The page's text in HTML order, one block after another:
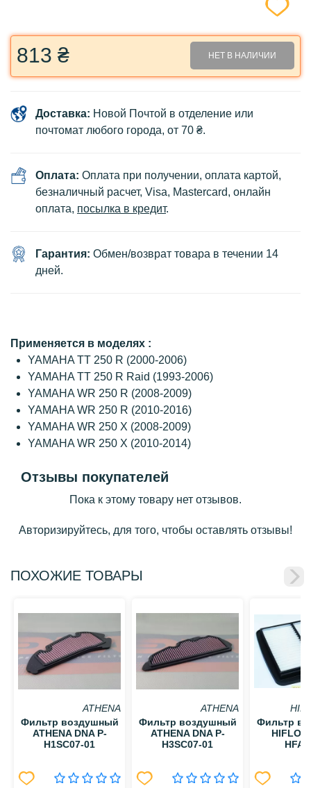
813 ₴ НЕТ В НАЛИЧИИ
Доставка: Новой Почтой в отделение или
почтомат любого города, от 70 ₴.
Оплата: Оплата при получении, оплата картой,
безналичный расчет, Visa, Mastercard, онлайн
оплата, посылка в кредит.
Гарантия: Обмен/возврат товара в течении 14
дней.
Применяется в моделях :
YAMAHA TT 250 R (2000-2006)
YAMAHA TT 250 R Raid (1993-2006)
YAMAHA WR 250 R (2008-2009)
YAMAHA WR 250 R (2010-2016)
YAMAHA WR 250 X (2008-2009)
YAMAHA WR 250 X (2010-2014)
Отзывы покупателей
Пока к этому товару нет отзывов.
Авторизируйтесь, для того, чтобы оставлять отзывы!
ПОХОЖИЕ ТОВАРЫ
ATHENA
Фильтр воздушный
ATHENA DNA P-
H1SC07-01
ATHENA
Фильтр воздушный
ATHENA DNA P-
H3SC07-01
Фильтр
HIFLO